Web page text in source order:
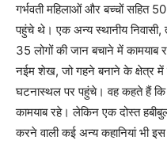
गर्भवती महिलाओं और बच्चों सहित
पहुंचे थे। एक अन्य स्थानीय निवासी,
35 लोगों की जान बचाने में
नईम शेख, जो गहने बनाने के क्षेत्र
घटनास्थल पर पहुंचे। वह कहते हैं
कामयाब रहे। लेकिन एक दोस्त
करने वाली कई अन्य कहानियां भी